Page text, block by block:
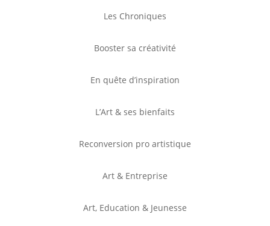
Les Chroniques
Booster sa créativité
En quête d’inspiration
L’Art & ses bienfaits
Reconversion pro artistique
Art & Entreprise
Art, Education & Jeunesse